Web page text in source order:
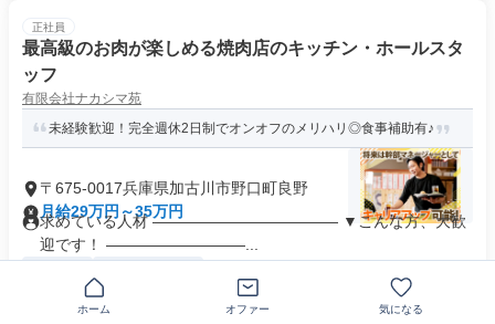
正社員
最高級のお肉が楽しめる焼肉店のキッチン・ホールスタ
ッフ
有限会社ナカシマ苑
未経験歓迎！完全週休2日制でオンオフのメリハリ◎食事補助有♪
〒675-0017兵庫県加古川市野口町良野
月給29万円～35万円
求めている人材 ―――――――――――― ▼こんな方、大歓
迎です！ ―――――――――...
ホーム オファー 気になる